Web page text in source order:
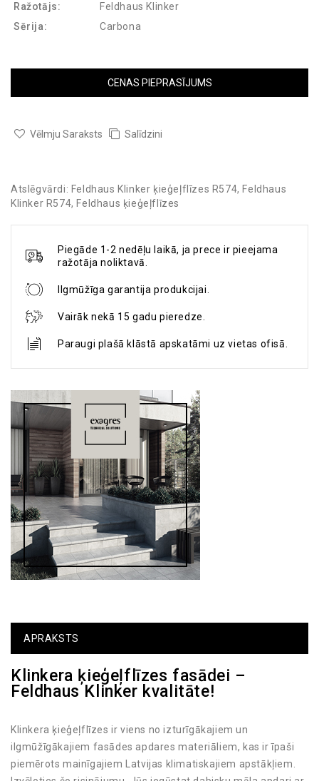
Ražotājs:
Feldhaus Klinker
Sērija:
Carbona
CENAS PIEPRASĪJUMS
Vēlmju Saraksts Salīdzini
Atslēgvārdi: Feldhaus Klinker ķieģeļflīzes R574, Feldhaus
Klinker R574, Feldhaus ķieģeļflīzes
Piegāde 1-2 nedēļu laikā, ja prece ir pieejama
ražotāja noliktavā.
Ilgmūžīga garantija produkcijai.
Vairāk nekā 15 gadu pieredze.
Paraugi plašā klāstā apskatāmi uz vietas ofisā.
APRAKSTS
Klinkera ķieģeļflīzes fasādei –
Feldhaus Klinker kvalitāte!
Klinkera ķieģeļflīzes ir viens no izturīgākajiem un
ilgmūžīgākajiem fasādes apdares materiāliem, kas ir īpaši
piemērots mainīgajiem Latvijas klimatiskajiem apstākļiem.